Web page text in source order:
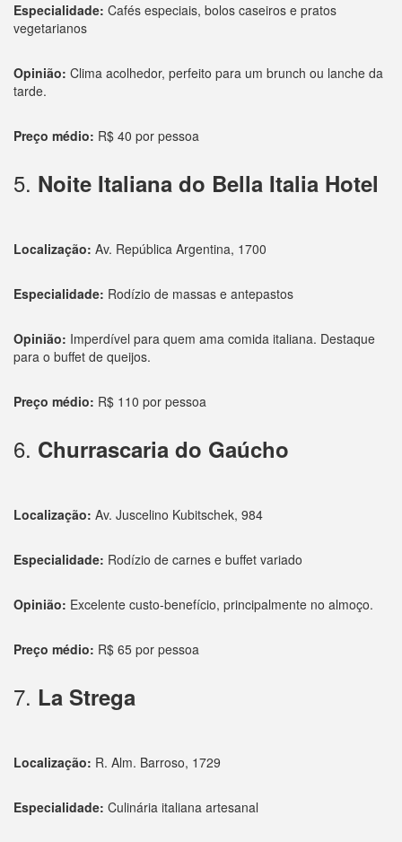
Especialidade: Cafés especiais, bolos caseiros e pratos
vegetarianos
Opinião: Clima acolhedor, perfeito para um brunch ou lanche da
tarde.
Preço médio: R$ 40 por pessoa
5. Noite Italiana do Bella Italia Hotel
Localização: Av. República Argentina, 1700
Especialidade: Rodízio de massas e antepastos
Opinião: Imperdível para quem ama comida italiana. Destaque
para o buffet de queijos.
Preço médio: R$ 110 por pessoa
6. Churrascaria do Gaúcho
Localização: Av. Juscelino Kubitschek, 984
Especialidade: Rodízio de carnes e buffet variado
Opinião: Excelente custo-benefício, principalmente no almoço.
Preço médio: R$ 65 por pessoa
7. La Strega
Localização: R. Alm. Barroso, 1729
Especialidade: Culinária italiana artesanal